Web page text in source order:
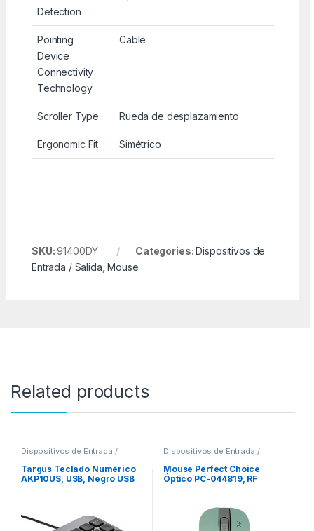
Detection
Pointing
Device
Connectivity
Technology
Cable
Scroller Type Rueda de desplazamiento
Ergonomic Fit Simétrico
SKU:91400DY Categories:Dispositivos de
Entrada / Salida ,Mouse
Related products
Dispositivos de Entrada /
Targus Teclado Numérico
AKP10US, USB, Negro USB
Dispositivos de Entrada /
Mouse Perfect Choice
Óptico PC-044819, RF